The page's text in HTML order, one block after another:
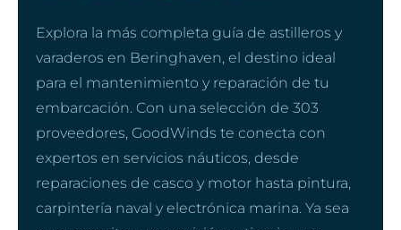
Explora la más completa guía de astilleros y
varaderos en Beringhaven, el destino ideal
para el mantenimiento y reparación de tu
embarcación. Con una selección de 303
proveedores, GoodWinds te conecta con
expertos en servicios náuticos, desde
reparaciones de casco y motor hasta pintura,
carpintería naval y electrónica marina. Ya sea